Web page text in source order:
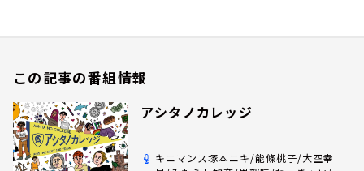
この記事の番組情報
アシタノカレッジ
キニマンス塚本ニキ/能條桃子/大空幸